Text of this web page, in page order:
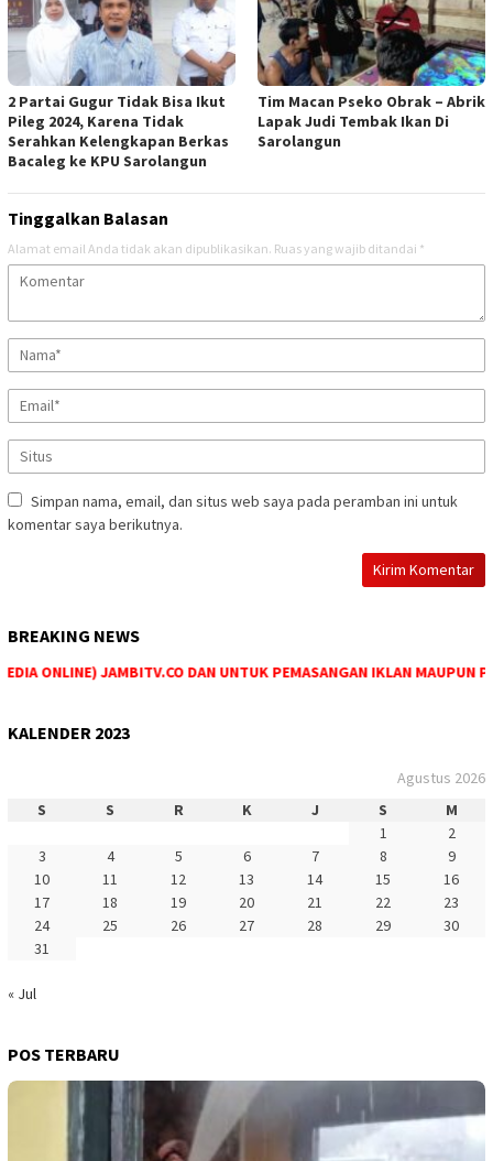
2 Partai Gugur Tidak Bisa Ikut
Pileg 2024, Karena Tidak
Serahkan Kelengkapan Berkas
Bacaleg ke KPU Sarolangun
Tim Macan Pseko Obrak – Abrik
Lapak Judi Tembak Ikan Di
Sarolangun
Tinggalkan Balasan
Alamat email Anda tidak akan dipublikasikan. Ruas yang wajib ditandai *
Simpan nama, email, dan situs web saya pada peramban ini untuk
komentar saya berikutnya.
BREAKING NEWS
ONLINE) JAMBITV.CO DAN UNTUK PEMASANGAN IKLAN MAUPUN
KALENDER 2023
Agustus 2026
S
S R K J S
M
1
2
3
4 5 6 7 8
9
10
11 12 13 14 15
16
17
18 19 20 21 22
23
24
25 26 27 28 29
30
31
« Jul
POS TERBARU